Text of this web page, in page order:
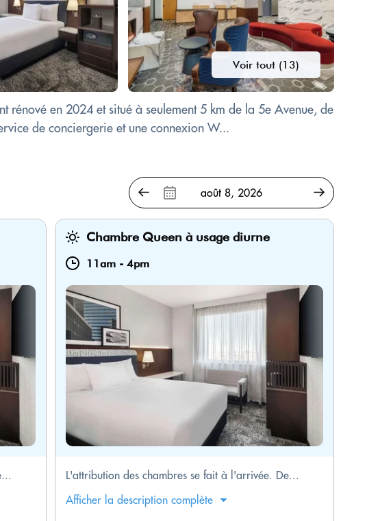
Voir tout (13)
rénové en 2024 et situé à seulement 5 km de la 5e Avenue, de
de conciergerie et une connexion W...
Chambre Queen à usage diurne
11am - 4pm
L'attribution des chambres se fait à l'arrivée. De...
Afficher la description complète